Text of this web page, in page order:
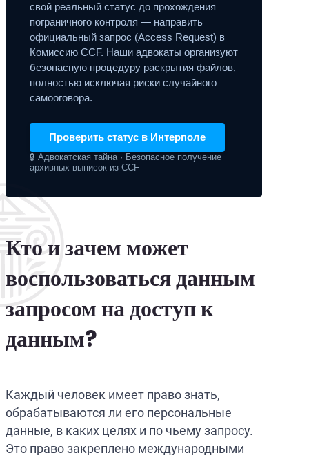
свой реальный статус до прохождения
пограничного контроля — направить
официальный запрос (Access Request) в
Комиссию CCF. Наши адвокаты организуют
безопасную процедуру раскрытия файлов,
полностью исключая риски случайного
самооговора.
Проверить статус в Интерполе
🔒 Адвокатская тайна · Безопасное получение
архивных выписок из CCF
Кто и зачем может
воспользоваться данным
запросом на доступ к
данным?
Каждый человек имеет право знать,
обрабатываются ли его персональные
данные, в каких целях и по чьему запросу.
Это право закреплено международными